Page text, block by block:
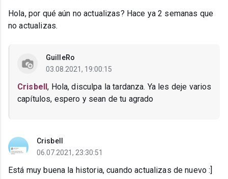
Hola, por qué aún no actualizas? Hace ya 2 semanas que
no actualizas.
GuilleRo
03.08.2021, 19:00:15
Crisbell, Hola, disculpa la tardanza. Ya les deje varios
capítulos, espero y sean de tu agrado
Crisbell
06.07.2021, 23:30:51
Está muy buena la historia, cuando actualizas de nuevo :]